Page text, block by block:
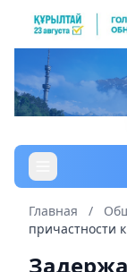
Главная /
причастности